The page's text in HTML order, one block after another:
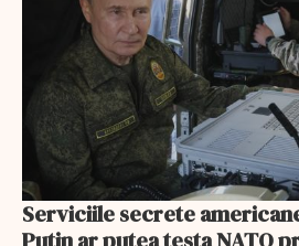
Serviciile secrete